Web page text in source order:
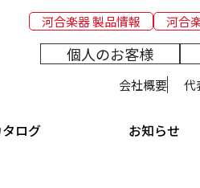
河合楽器 製品情報 河合
個人のお客様
会社概要 代
ログ お知らせ